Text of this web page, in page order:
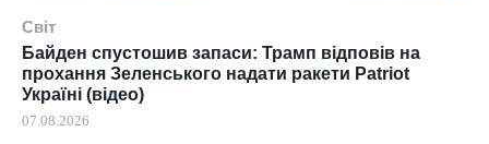
Світ
Байден спустошив запаси: Трамп відповів на
прохання Зеленського надати ракети Patriot
Україні (відео)
07.08.2026